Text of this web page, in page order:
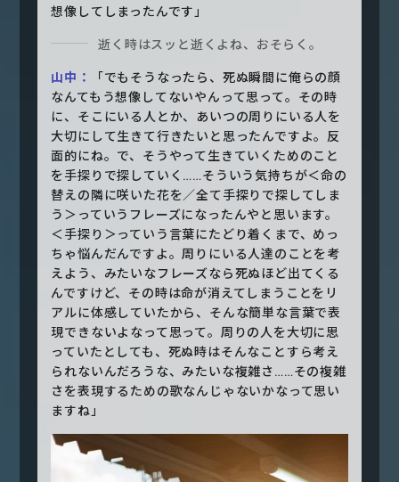
想像してしまったんです」
逝く時はスッと逝くよね、おそらく。
山中：
「でもそうなったら、死ぬ瞬間に俺らの顔
なんてもう想像してないやんって思って。その時
に、そこにいる人とか、あいつの周りにいる人を
大切にして生きて行きたいと思ったんですよ。反
面的にね。で、そうやって生きていくためのこと
を手探りで探していく……そういう気持ちが＜命の
替えの隣に咲いた花を／全て手探りで探してしま
う＞っていうフレーズになったんやと思います。
＜手探り＞っていう言葉にたどり着くまで、めっ
ちゃ悩んだんですよ。周りにいる人達のことを考
えよう、みたいなフレーズなら死ぬほど出てくる
んですけど、その時は命が消えてしまうことをリ
アルに体感していたから、そんな簡単な言葉で表
現できないよなって思って。周りの人を大切に思
っていたとしても、死ぬ時はそんなことすら考え
られないんだろうな、みたいな複雑さ……その複雑
さを表現するための歌なんじゃないかなって思い
ますね」